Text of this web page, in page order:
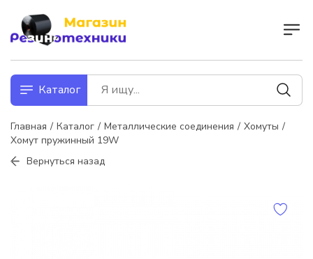
Каталог
Главная Каталог Металлические соединения
Хомуты
Хомут пружинный 19W
Вернуться назад